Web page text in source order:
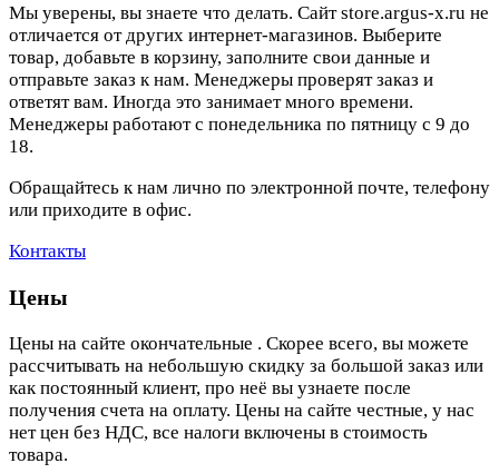
Мы уверены, вы знаете что делать. Сайт store.argus-x.ru не
отличается от других интернет-магазинов. Выберите
товар, добавьте в корзину, заполните свои данные и
отправьте заказ к нам. Менеджеры проверят заказ и
ответят вам. Иногда это занимает много времени.
Менеджеры работают с понедельника по пятницу с 9 до
18.
Обращайтесь к нам лично по электронной почте, телефону
или приходите в офис.
Контакты
Цены
Цены на сайте окончательные . Скорее всего, вы можете
рассчитывать на небольшую скидку за большой заказ или
как постоянный клиент, про неё вы узнаете после
получения счета на оплату. Цены на сайте честные, у нас
нет цен без НДС, все налоги включены в стоимость
товара.